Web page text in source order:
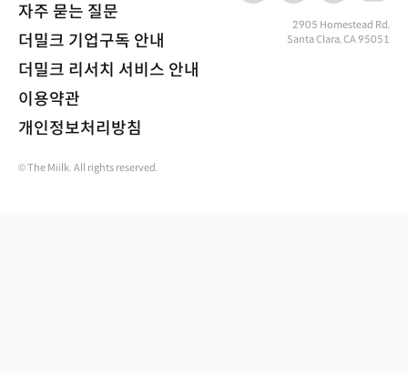
자주 묻는 질문
더밀크 기업구독 안내
더밀크 리서치 서비스 안내
이용약관
개인정보처리방침
2905 Homestead Rd,
Santa Clara, CA 95051
© The Miilk. All rights reserved.